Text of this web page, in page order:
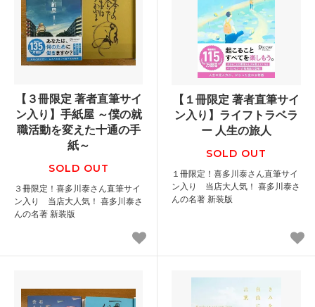
【３冊限定 著者直筆サイ
ン入り】手紙屋 ～僕の就
職活動を変えた十通の手
紙～
SOLD OUT
３冊限定！喜多川泰さん直筆サイ
ン入り 当店大人気！ 喜多川泰さ
んの名著 新装版
【１冊限定 著者直筆サイ
ン入り】ライフトラベラ
ー 人生の旅人
SOLD OUT
１冊限定！喜多川泰さん直筆サイ
ン入り 当店大人気！ 喜多川泰さ
んの名著 新装版